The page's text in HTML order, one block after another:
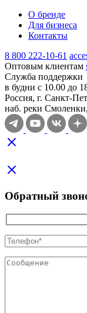
О бренде
Для бизнеса
Контакты
8 800 222-10-61
Оптовым клиентам
Служба поддержки
в будни с 10.00 до
Россия, г. Санкт-
наб. реки
Обратный